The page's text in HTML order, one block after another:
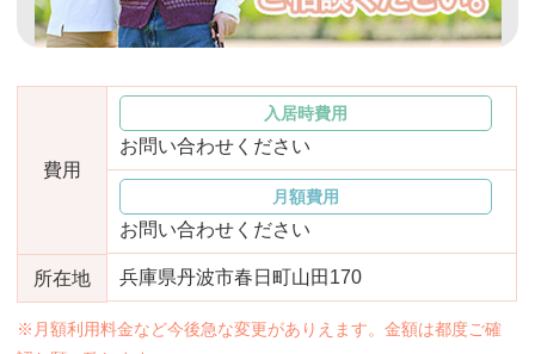
相談者様の声 お役立ち情報
おすすめ施設特集 施設関係者の方へ
費用
入居時費用
お問い合わせください
月額費用
お問い合わせください
所在地 兵庫県丹波市春日町山田170
※月額利用料金など今後急な変更がありえます。金額は都度ご確